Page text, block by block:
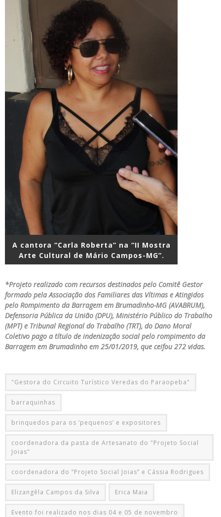
A cantora “Carla Roberta” na “II Mostra
Arte Cultural de Mário Campos-MG”.
*Projeto realizado com recursos destinados pelo Comitê Gestor
formado pela Associação dos Familiares das Vítimas e Atingidos
pelo Rompimento da Barragem em Brumadinho-MG (AVABRUM),
Defensoria Pública da União (DPU), Ministério Público do Trabalho
(MPT) e Tribunal Regional do Trabalho (TRT), do Dano Moral
Coletivo pago a título de indenização social pelo rompimento da
Barragem em Brumadinho em 25/01/2019, que ceifou 272 vidas.
"Gestora do Circuito Turístico Veredas do Paraopeba"
barraquinhas
brinquedos para os ‘pequenos’ e expositores
coordenadora da pasta de Artesanato do "Projeto Social
Joias"
coordenadora do “Projeto Social Joias” e Cássia Rodrigues
Elizangêla Campos da Silva Erica Maia
Evento foi realizado nos dias 04 e 05 de novembro